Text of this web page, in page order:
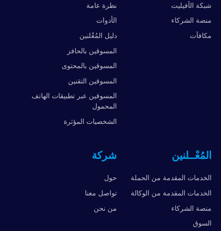
شبكة الأفيليت
منصة الشركاء
مكافآت
نظرة عامة
الأدوات
دليل المُعْلنين
المسوقين بالحافز
المسوقين بالمحتوى
المسوقين التقنين
المسوقين عبر تطبيقات الهاتف
المحمول
الشخصيات المؤثرة
المُعْــلنين
الخدمات المقدمة من الحملة
الخدمات المقدمة من الوكالة
منصة الشركاء
السوق
شركة
حول
تواصل معنا
من نحن